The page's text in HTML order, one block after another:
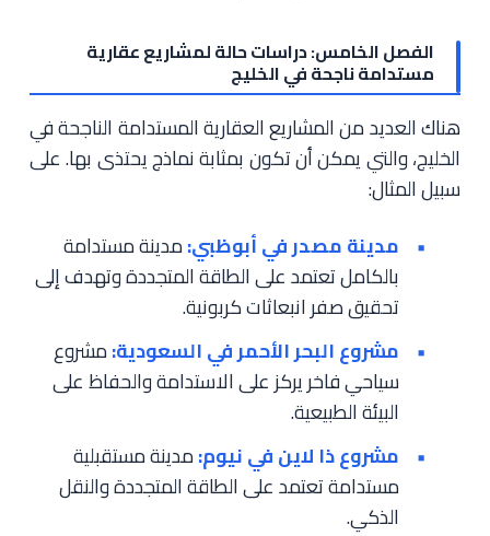
الفصل الخامس: دراسات حالة لمشاريع عقارية
مستدامة ناجحة في الخليج
هناك العديد من المشاريع العقارية المستدامة الناجحة في
الخليج، والتي يمكن أن تكون بمثابة نماذج يحتذى بها. على
سبيل المثال:
مدينة مصدر في أبوظبي:مدينة مستدامة
بالكامل تعتمد على الطاقة المتجددة وتهدف إلى
تحقيق صفر انبعاثات كربونية.
مشروع البحر الأحمر في السعودية:مشروع
سياحي فاخر يركز على الاستدامة والحفاظ على
البيئة الطبيعية.
مشروع ذا لاين في نيوم:مدينة مستقبلية
مستدامة تعتمد على الطاقة المتجددة والنقل
الذكي.